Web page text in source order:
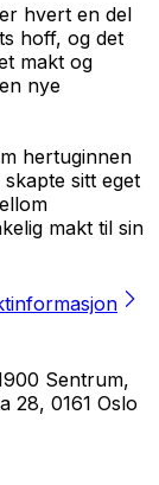
hvert en del
hoff, og det
makt og
nye
hertuginnen
sitt eget
makt til sin
Sentrum,
28, 0161 Oslo